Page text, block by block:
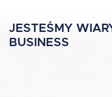
JESTEŚMY
BUSINESS